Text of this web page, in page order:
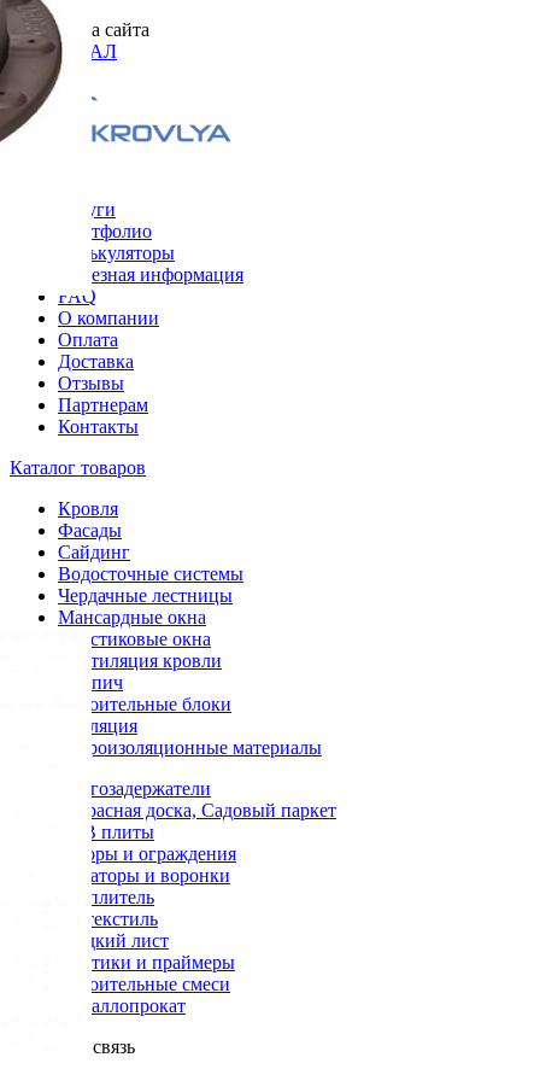
Разработка сайта
ОРИГИНАЛ
Услуги
Портфолио
Калькуляторы
Полезная информация
FAQ
О компании
Оплата
Доставка
Отзывы
Партнерам
Контакты
Каталог товаров
Кровля
Фасады
Сайдинг
Водосточные системы
Чердачные лестницы
Мансардные окна
Пластиковые окна
Вентиляция кровли
Кирпич
Строительные блоки
Изоляция
Гидроизоляционные материалы
Снегозадержатели
Террасная доска, Садовый паркет
OSB плиты
Заборы и ограждения
Аэраторы и воронки
Утеплитель
Геотекстиль
Гладкий лист
Мастики и праймеры
Строительные смеси
Металлопрокат
Обратная связь